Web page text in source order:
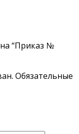
“Приказ №
Обязательные